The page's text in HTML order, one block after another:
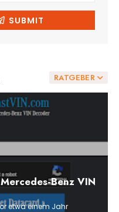
RATGEBER
Benz VIN
etwa einem Jahr